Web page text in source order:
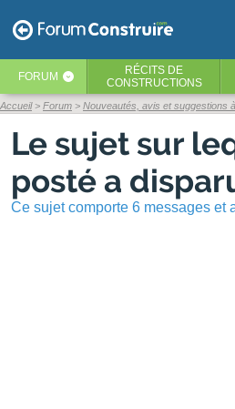
FORUM ‹ RÉCITS DE
CONSTRUCTIONS
Accueil Forum Nouveautés, avis et suggestions
Le sujet sur
posté a
Ce sujet comporte 6 messages et